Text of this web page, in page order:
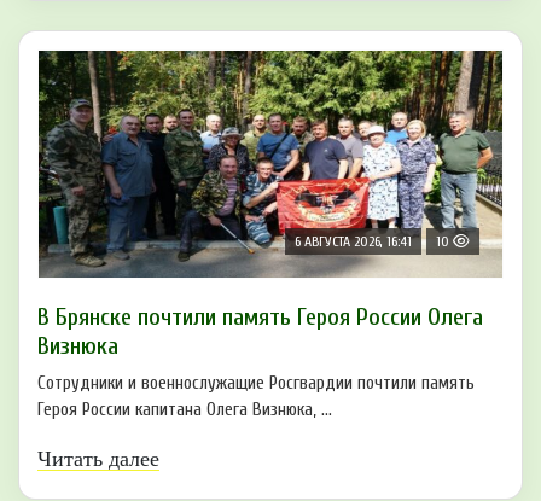
6 АВГУСТА 2026, 16:41 10
В Брянске почтили память Героя России Олега
Визнюка
Сотрудники и военнослужащие Росгвардии почтили память
Героя России капитана Олега Визнюка, ...
Читать далее